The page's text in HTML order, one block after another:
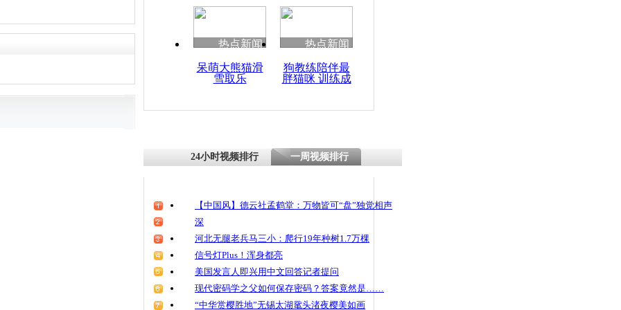
清明祭英烈 哀思悼忠
河南动物园用藏獒冒充
热点新闻
呆萌大熊猫滑
雪取乐
热点新闻
狗教练陪伴最
胖猫咪 训练成
24小时视频排行 一周视频排行
【中国风】德云社孟鹤堂：万物皆可“盘”独觉相声
深
河北无腿老兵马三小：爬行19年种树1.7万棵
信号灯Plus！浑身都亮
美国发言人即兴用中文回答记者提问
现代密码学之父如何保存密码？答案竟然是……
“中华赏樱胜地”无锡太湖鼋头渚夜樱美如画